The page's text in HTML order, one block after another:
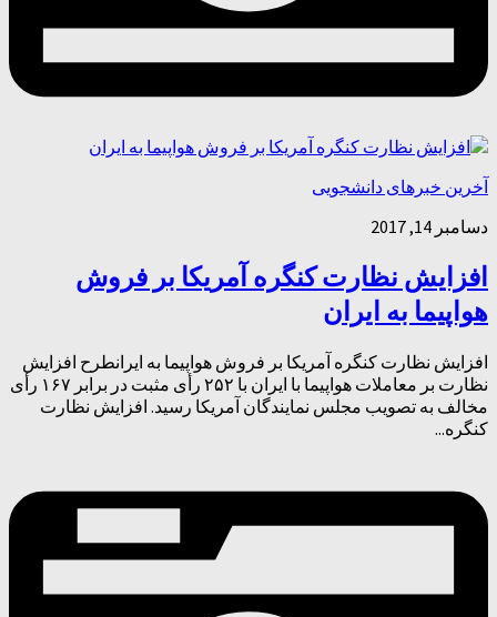
آخرین خبرهای دانشجویی
دسامبر 14, 2017
افزایش نظارت کنگره آمریکا بر فروش
هواپیما به ایران
افزایش نظارت کنگره آمریکا بر فروش هواپیما به ایرانطرح افزایش
نظارت بر معاملات هواپیما با ایران با ۲۵۲ رأی مثبت در برابر ۱۶۷ رأی
مخالف به تصویب مجلس نمایندگان آمریکا رسید. افزایش نظارت
کنگره...